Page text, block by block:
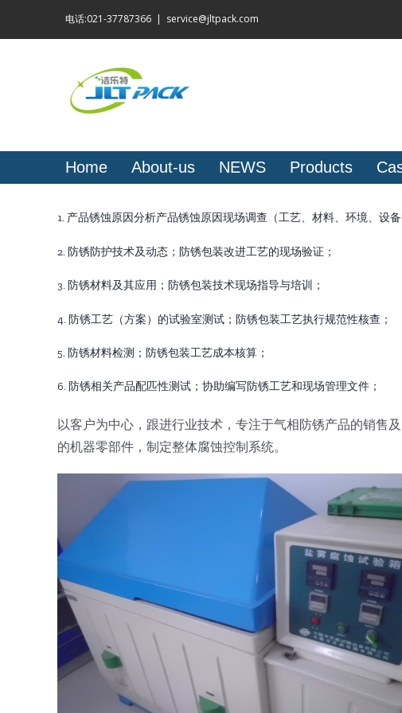
电话:021-37787366 | service@jltpack.com
Home About-us NEWS Products
1. 产品锈蚀原因分析产品锈蚀原因现场调查（工艺、材料、环境、设备
2. 防锈防护技术及动态；防锈包装改进工艺的现场验证；
3. 防锈材料及其应用；防锈包装技术现场指导与培训；
4. 防锈工艺（方案）的试验室测试；防锈包装工艺执行规范性核查；
5. 防锈材料检测；防锈包装工艺成本核算；
6. 防锈相关产品配匹性测试；协助编写防锈工艺和现场管理文件；
以客户为中心，跟进行业技术，专注于气相防锈产品的销售
的机器零部件，制定整体腐蚀控制系统。